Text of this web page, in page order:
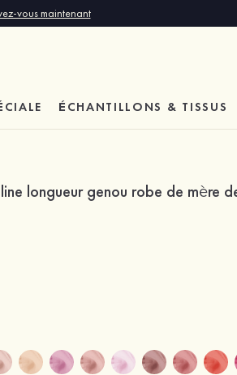
vous maintenant
ÉCHANTILLONS & TISSUS
longueur genou robe de mère